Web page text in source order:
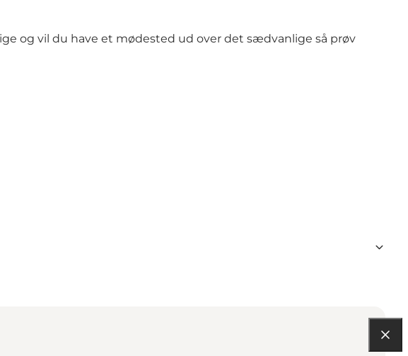
og vil du have et mødested ud over det sædvanlige så prøv